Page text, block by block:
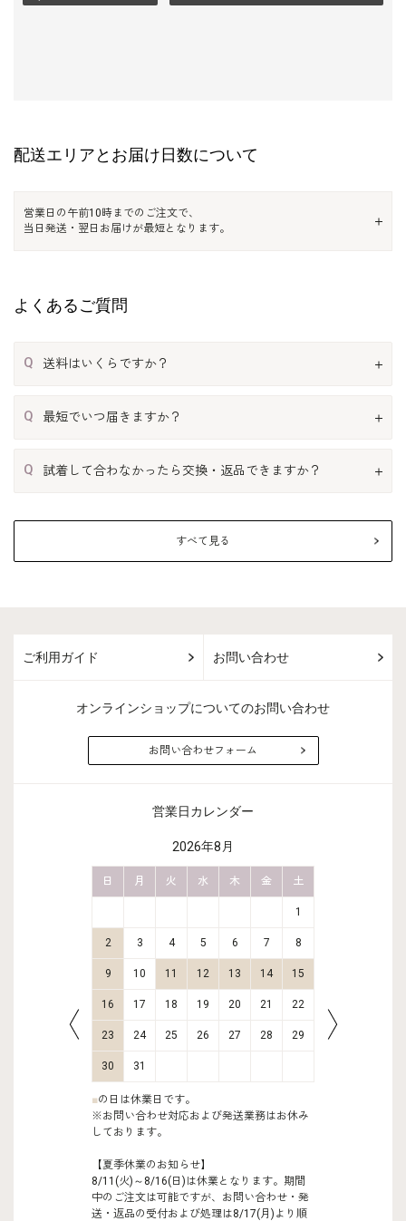
配送エリアとお届け日数について
営業日の午前10時までのご注文で、
当日発送・翌日お届けが最短となります。
よくあるご質問
Q 送料はいくらですか？
Q 最短でいつ届きますか？
Q 試着して合わなかったら交換・返品できますか？
すべて見る
ご利用ガイド お問い合わせ
オンラインショップについてのお問い合わせ
お問い合わせフォーム
営業日カレンダー
2026年8月
日 月 火 水 木 金 土
1
2 3 4 5 6 7 8
9 10 11 12 13 14 15
16 17 18 19 20 21 22
23 24 25 26 27 28 29
30 31
■の日は休業日です。
※お問い合わせ対応および発送業務はお休み
しております。
【夏季休業のお知らせ】
8/11(火)～8/16(日)は休業となります。期間
中のご注文は可能ですが、お問い合わせ・発
送・返品の受付および処理は8/17(月)より順